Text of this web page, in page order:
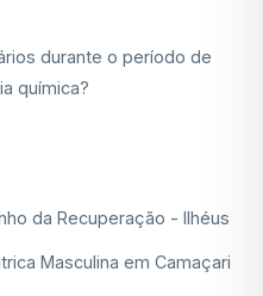
durante o período de
química?
da Recuperação - Ilhéus
Masculina em Camaçari